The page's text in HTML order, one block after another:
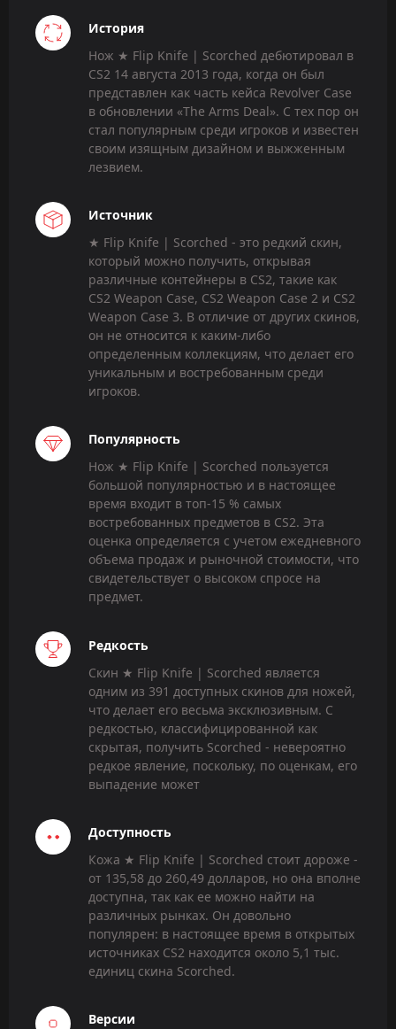
История
Нож ★ Flip Knife | Scorched дебютировал в
CS2 14 августа 2013 года, когда он был
представлен как часть кейса Revolver Case
в обновлении «The Arms Deal». С тех пор он
стал популярным среди игроков и известен
своим изящным дизайном и выжженным
лезвием.
Источник
★ Flip Knife | Scorched - это редкий скин,
который можно получить, открывая
различные контейнеры в CS2, такие как
CS2 Weapon Case, CS2 Weapon Case 2 и CS2
Weapon Case 3. В отличие от других скинов,
он не относится к каким-либо
определенным коллекциям, что делает его
уникальным и востребованным среди
игроков.
Популярность
Нож ★ Flip Knife | Scorched пользуется
большой популярностью и в настоящее
время входит в топ-15 % самых
востребованных предметов в CS2. Эта
оценка определяется с учетом ежедневного
объема продаж и рыночной стоимости, что
свидетельствует о высоком спросе на
предмет.
Редкость
Скин ★ Flip Knife | Scorched является
одним из 391 доступных скинов для ножей,
что делает его весьма эксклюзивным. С
редкостью, классифицированной как
скрытая, получить Scorched - невероятно
редкое явление, поскольку, по оценкам, его
выпадение может
Доступность
Кожа ★ Flip Knife | Scorched стоит дороже -
от 135,58 до 260,49 долларов, но она вполне
доступна, так как ее можно найти на
различных рынках. Он довольно
популярен: в настоящее время в открытых
источниках CS2 находится около 5,1 тыс.
единиц скина Scorched.
Версии